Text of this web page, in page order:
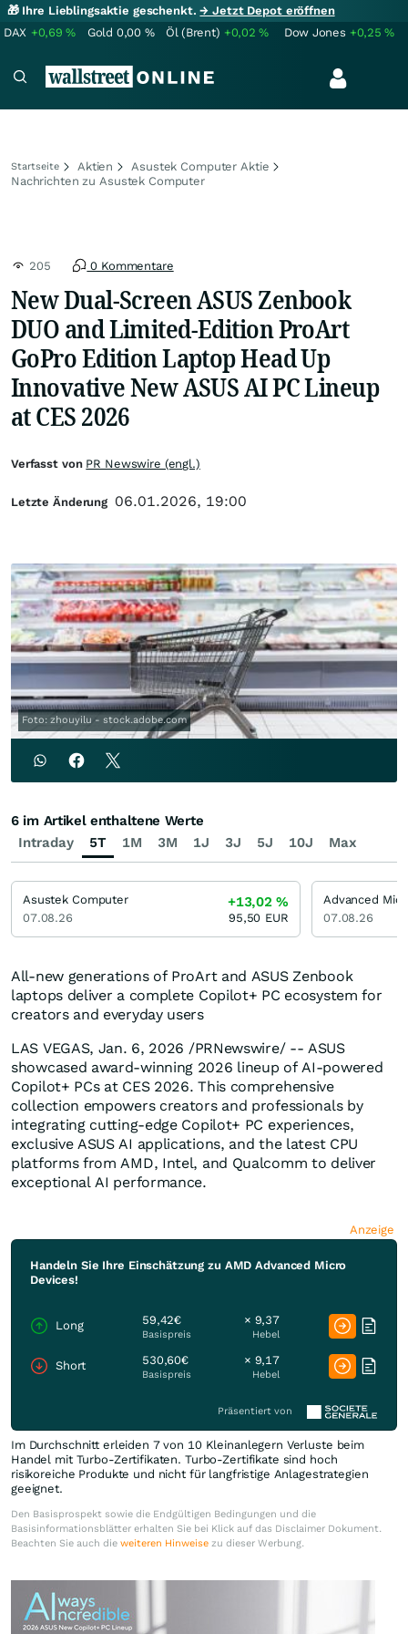
🎁 Ihre Lieblingsaktie geschenkt.→ Jetzt Depot eröffnen
DAX +0,69% Gold 0,00 % Öl (Brent) +0,02% Dow Jones +0,25%
Startseite Aktien
Asustek Computer Aktie
Nachrichten zu Asustek Computer
205 0 Kommentare
New Dual-Screen ASUS Zenbook
DUO and Limited-Edition ProArt
GoPro Edition Laptop Head Up
Innovative New ASUS AI PC Lineup
at CES 2026
Foto: zhouyilu - stock.adobe.com
All-new generations of ProArt and ASUS Zenbook
laptops deliver a complete Copilot+ PC ecosystem for
creators and everyday users
LAS VEGAS, Jan. 6, 2026 /PRNewswire/ -- ASUS
showcased award-winning 2026 lineup of AI-powered
Copilot+ PCs at CES 2026. This comprehensive
collection empowers creators and professionals by
integrating cutting-edge Copilot+ PC experiences,
exclusive ASUS AI applications, and the latest CPU
platforms from AMD, Intel, and Qualcomm to deliver
exceptional AI performance.
Anzeige
Handeln Sie Ihre Einschätzung zu AMD Advanced Micro
Devices!
Long 59,42€
Basispreis
× 9,37
Hebel
Short 530,60€
Basispreis
× 9,17
Hebel
Präsentiert von
Im Durchschnitt erleiden 7 von 10 Kleinanlegern Verluste beim
Handel mit Turbo-Zertifikaten. Turbo-Zertifikate sind hoch
risikoreiche Produkte und nicht für langfristige Anlagestrategien
geeignet.
Den Basisprospekt sowie die Endgültigen Bedingungen und die
Basisinformationsblätter erhalten Sie bei Klick auf das Disclaimer Dokument.
Beachten Sie auch die weiteren Hinweise zu dieser Werbung.
Verfasst von PR Newswire (engl.)
Letzte Änderung 06.01.2026, 19:00
Intraday 5T 1M 3M 1J 3J 5J 10J Max
6 im Artikel enthaltene Werte
Asustek Computer
07.08.26
+13,02%
95,50 EUR
Advanced
07.08.26